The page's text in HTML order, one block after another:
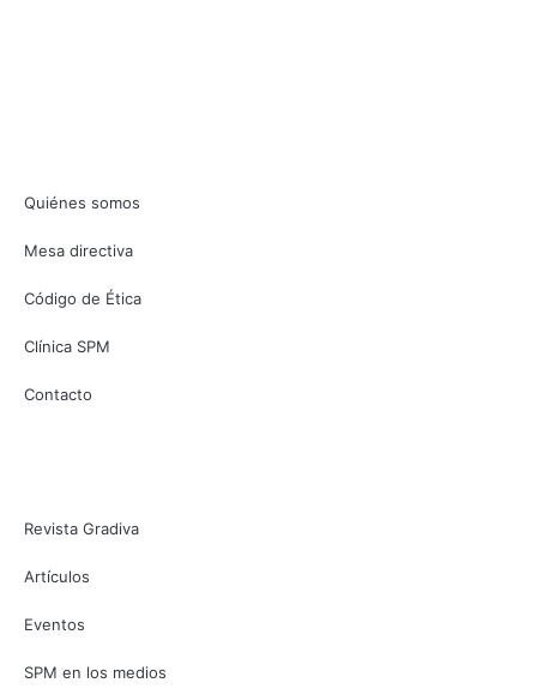
Quiénes somos
Mesa directiva
Código de Ética
Clínica SPM
Contacto
Revista Gradiva
Artículos
Eventos
SPM en los medios